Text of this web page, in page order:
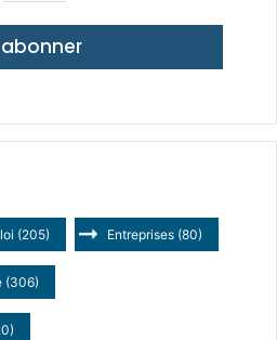
(205) Entreprises (80)
(306)